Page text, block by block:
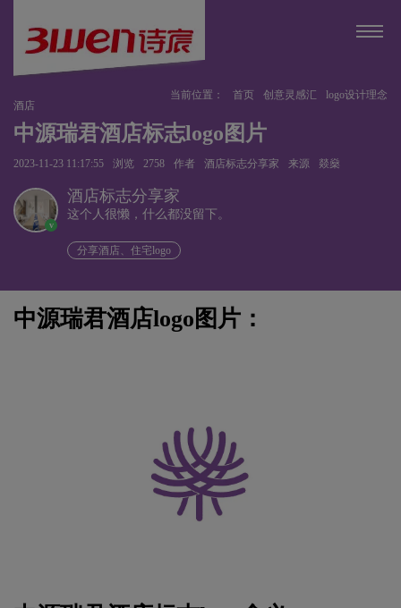
当前位置： 首页 创意灵感汇
logo设计理念
酒店
中源瑞君酒店标志logo图片
2023-11-23 11:17:55 浏览 2758 作者 酒店标志分享家 来源 燚燊
v
酒店标志分享家
这个人很懒，什么都没留下。
分享酒店、住宅logo
中源瑞君酒店logo图片：